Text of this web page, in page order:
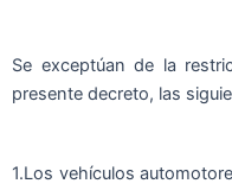
Se exceptúan de la
presente decreto, las
1.Los vehículos